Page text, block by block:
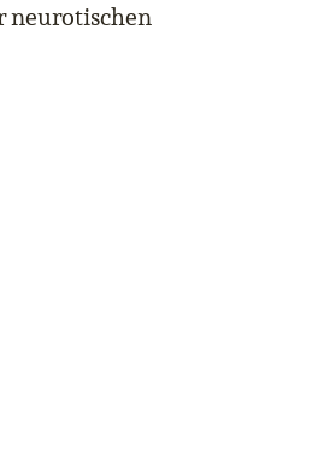
neurotischen